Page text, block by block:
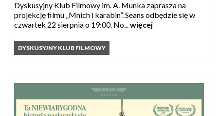
Dyskusyjny Klub Filmowy im. A. Munka zaprasza na
projekcję filmu „Mnich i karabin”. Seans odbędzie się w
czwartek 22 sierpnia o 19:00. No... więcej
DYSKUSYJNY KLUB FILMOWY